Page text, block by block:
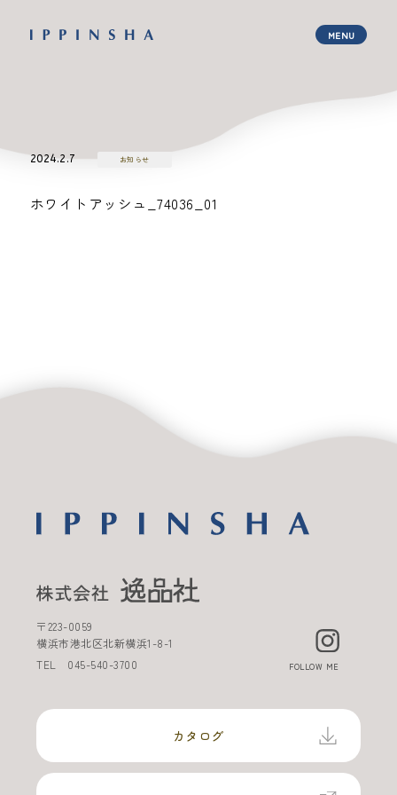
2024.2.7 お知らせ
ホワイトアッシュ_74036_01
〒223-0059
横浜市港北区北新横浜1-8-1
TEL 045-540-3700 FOLLOW ME
カタログ